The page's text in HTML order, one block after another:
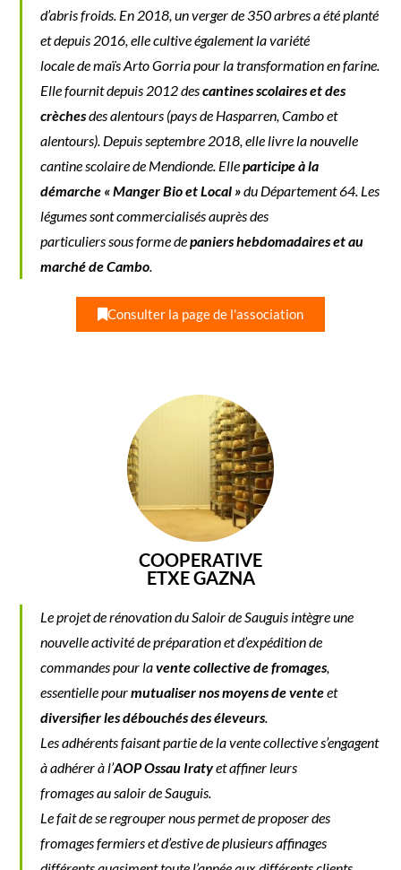
d’abris froids. En 2018, un verger de 350 arbres a été planté
et depuis 2016, elle cultive également la variété
locale de maïs Arto Gorria pour la transformation en farine.
Elle fournit depuis 2012 descantines scolaires et des
crèchesdes alentours (pays de Hasparren, Cambo et
alentours). Depuis septembre 2018, elle livre la nouvelle
cantine scolaire de Mendionde. Elleparticipe à la
démarche « Manger Bio et Local »du Département 64. Les
légumes sont commercialisés auprès des
particuliers sous forme depaniers hebdomadaires et au
marché de Cambo.
Consulter la page de l'association
COOPERATIVE
ETXE GAZNA
Le projet de rénovation du Saloir de Sauguis intègre une
nouvelle activité de préparation et d’expédition de
commandes pour lavente collective de fromages,
essentielle pourmutualiser nos moyens de venteet
diversifier les débouchés des éleveurs.
Les adhérents faisant partie de la vente collective s’engagent
à adhérer à l’AOP Ossau Iratyet affiner leurs
fromages au saloir de Sauguis.
Le fait de se regrouper nous permet de proposer des
fromages fermiers et d’estive de plusieurs affinages